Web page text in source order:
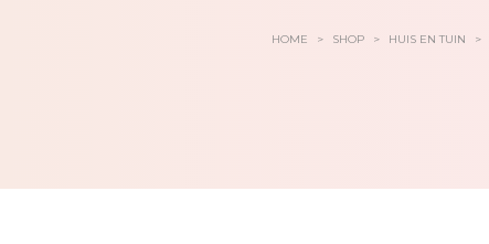
HOME > SHOP > HUIS EN TUIN >